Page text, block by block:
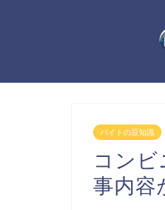
バイトの豆知識
コン
事内容